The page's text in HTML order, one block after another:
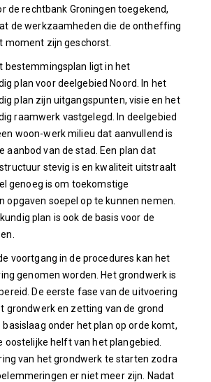
de rechtbank Groningen toegekend,
de werkzaamheden die de ontheffing
moment zijn geschorst.
bestemmingsplan ligt in het
plan voor deelgebied Noord. In het
plan zijn uitgangspunten, visie en het
raamwerk vastgelegd. In deelgebied
woon-werk milieu dat aanvullend is
aanbod van de stad. Een plan dat
stevig is en kwaliteit uitstraalt
genoeg is om toekomstige
opgaven soepel op te kunnen nemen.
plan is ook de basis voor de
voortgang in de procedures kan het
genomen worden. Het grondwerk is
De eerste fase van de uitvoering
grondwerk en zetting van de grond
onder het plan op orde komt,
oostelijke helft van het plangebied.
van het grondwerk te starten zodra
er niet meer zijn. Nadat